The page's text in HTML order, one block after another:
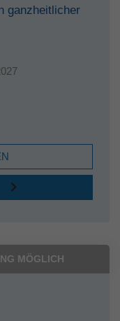
ganzheitlicher
MÖGLICH